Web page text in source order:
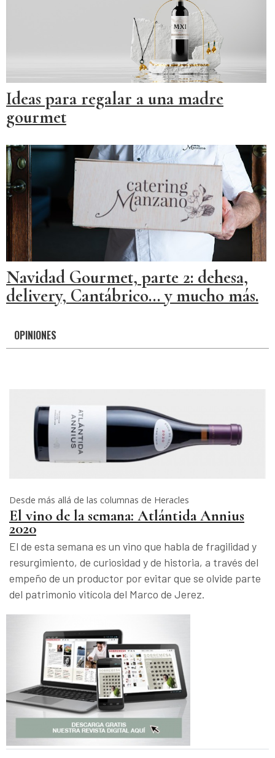
Ideas para regalar a una madre
gourmet
Navidad Gourmet, parte 2: dehesa,
delivery, Cantábrico... y mucho más.
OPINIONES
Desde más allá de las columnas de Heracles
El vino de la semana: Atlántida Annius
2020
El de esta semana es un vino que habla de fragilidad y
resurgimiento, de curiosidad y de historia, a través del
empeño de un productor por evitar que se olvide parte
del patrimonio vitícola del Marco de Jerez.